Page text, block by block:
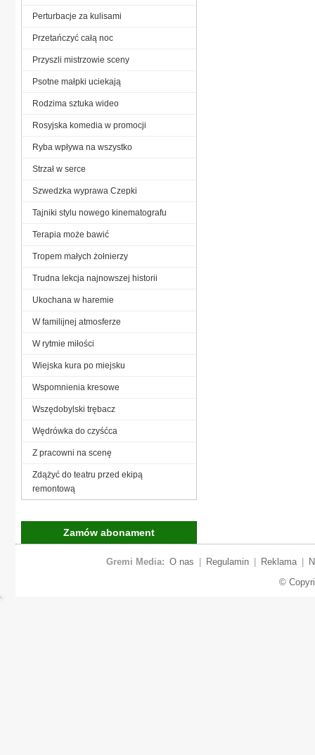
Perturbacje za kulisami
Przetańczyć całą noc
Przyszli mistrzowie sceny
Psotne małpki uciekają
Rodzima sztuka wideo
Rosyjska komedia w promocji
Ryba wpływa na wszystko
Strzał w serce
Szwedzka wyprawa Czepki
Tajniki stylu nowego kinematografu
Terapia może bawić
Tropem małych żołnierzy
Trudna lekcja najnowszej historii
Ukochana w haremie
W familijnej atmosferze
W rytmie miłości
Wiejska kura po miejsku
Wspomnienia kresowe
Wszędobylski trębacz
Wędrówka do czyśćca
Z pracowni na scenę
Zdążyć do teatru przed ekipą
remontową
Zamów abonament
Gremi Media: O nas Regulamin Reklama
©